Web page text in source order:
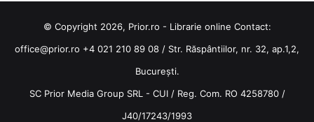
© Copyright 2026, Prior.ro - Librarie online Contact:
office@prior.ro +4 021 210 89 08 / Str. Răspântiilor, nr. 32, ap.1,2,
București.
SC Prior Media Group SRL - CUI / Reg. Com. RO 4258780 /
J40/17243/1993